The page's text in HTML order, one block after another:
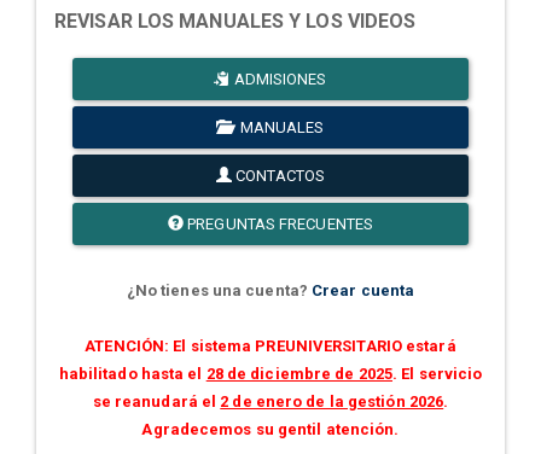
REVISAR LOS MANUALES Y LOS VIDEOS
ADMISIONES
MANUALES
CONTACTOS
PREGUNTAS FRECUENTES
¿No tienes una cuenta? Crear cuenta
ATENCIÓN: El sistema PREUNIVERSITARIO estará
habilitado hasta el 28 de diciembre de 2025. El servicio
se reanudará el 2 de enero de la gestión 2026.
Agradecemos su gentil atención.